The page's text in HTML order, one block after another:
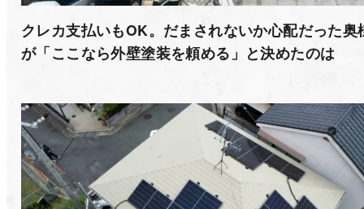
クレカ支払いもOK。だまされないか心配だった奥
が「ここなら外壁塗装を頼める」と決めたのは